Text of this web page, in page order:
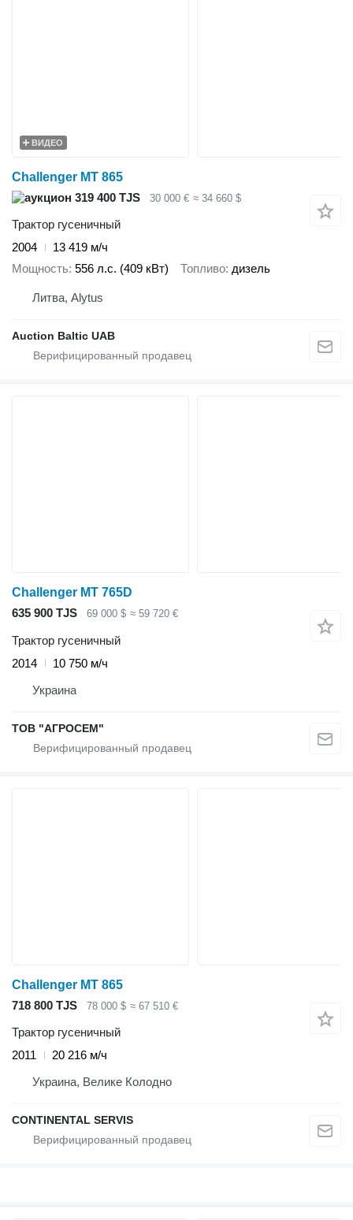
ВИДЕО
Challenger MT 865
319 400 TJS
30 000 € ≈ 34 660 $
Трактор гусеничный
2004
13 419 м/ч
Мощность 556 л.с. (409 кВт) Топливо дизель
Литва, Alytus
Auction Baltic UAB
Challenger MT 765D
635 900 TJS
69 000 $ ≈ 59 720 €
Трактор гусеничный
2014
10 750 м/ч
Украина
ТОВ "АГРОСЕМ"
Challenger MT 865
718 800 TJS
78 000 $ ≈ 67 510 €
Трактор гусеничный
2011
20 216 м/ч
Украина, Велике Колодно
CONTINENTAL SERVIS